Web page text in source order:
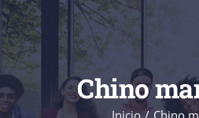
Chino
Inicio / Chino